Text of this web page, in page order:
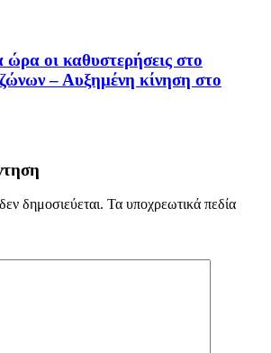
ώρα οι καθυστερήσεις στο
– Αυξημένη κίνηση στο
δημοσιεύεται. Τα υποχρεωτικά πεδία